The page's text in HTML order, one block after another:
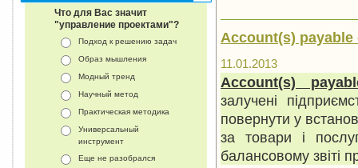
Что для Вас значит
"управление проектами"?
Подход к решению задач
Образ мышления
Модный тренд
Научный метод
Практическая методика
Универсальный
инструмент
Еще не разобрался
Account(s) payable
11.01.2013
Account(s)
залучені
повернути у
за товари і
балансовому звіті